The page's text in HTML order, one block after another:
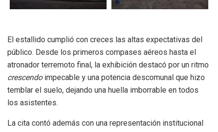
El estallido cumplió con creces las altas expectativas del
público. Desde los primeros compases aéreos hasta el
atronador terremoto final, la exhibición destacó por un ritmo
crescendoimpecable y una potencia descomunal que hizo
temblar el suelo, dejando una huella imborrable en todos
los asistentes.
La cita contó además con una representación institucional